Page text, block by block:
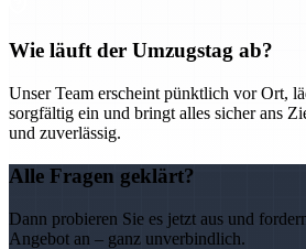
Wie läuft der Umzugstag ab?
Unser Team erscheint pünktlich vor Ort,
sorgfältig ein und bringt alles sicher ans
und zuverlässig.
Alle Fragen geklärt?
Dann probieren Sie es jetzt aus und
Angebot an – ganz unverbindlich.